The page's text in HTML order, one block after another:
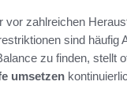
vor zahlreichen
sind häufig
zu finden, stellt
umsetzen